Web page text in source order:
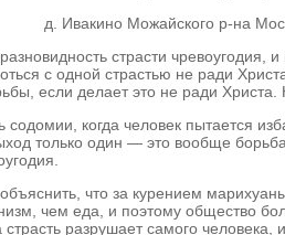
д. Ивакино Можайского р-на
страсти чревоугодия,
с одной страстью не ради
если делает это не ради
содомии, когда человек пытается
только один — это вообще
что за курением
чем еда, и поэтому общество
разрушает самого